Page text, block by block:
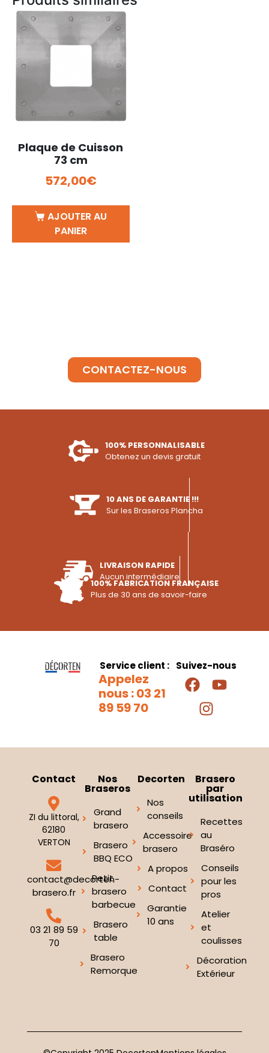
Plaque de Cuisson
73 cm
572,00€
AJOUTER AU
PANIER
CONTACTEZ-NOUS
100% PERSONNALISABLE
Obtenez un devis gratuit
10 ANS DE GARANTIE !!!
Sur les Braseros Plancha
LIVRAISON RAPIDE
Aucun intermédiaire
100% FABRICATION FRANÇAISE
Plus de 30 ans de savoir-faire
Service client :
Appelez
nous : 03 21
89 59 70
Suivez-nous
Contact
ZI du littoral,
62180
VERTON
contact@decorten-
brasero.fr
03 21 89 59
70
Nos
Braseros
Grand
brasero
Brasero
BBQ ECO
Petit
brasero
barbecue
Brasero
table
Brasero
Remorque
Decorten
Nos
conseils
Accessoire
brasero
A propos
Contact
Garantie
10 ans
Brasero
par
utilisation
Recettes
au
Braséro
Conseils
pour les
pros
Atelier
et
coulisses
Décoration
Extérieur